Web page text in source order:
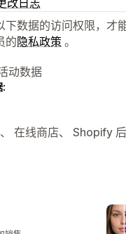
下数据的访问权限，才
的隐私政策 。
动数据
:
在线商店、 Shopify